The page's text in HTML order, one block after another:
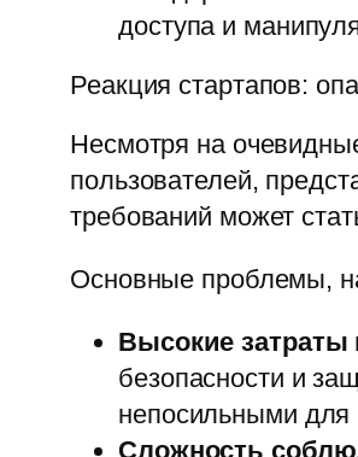
доступа и
Реакция стартапов:
Несмотря на
пользователей,
требований может
Основные проблемы,
Высокие затраты
безопасности и
непосильными
Сложность